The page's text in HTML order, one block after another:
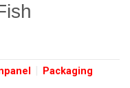
Packaging